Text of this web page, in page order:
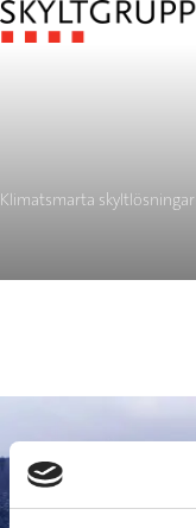
Klimatsmarta skyltlösningar